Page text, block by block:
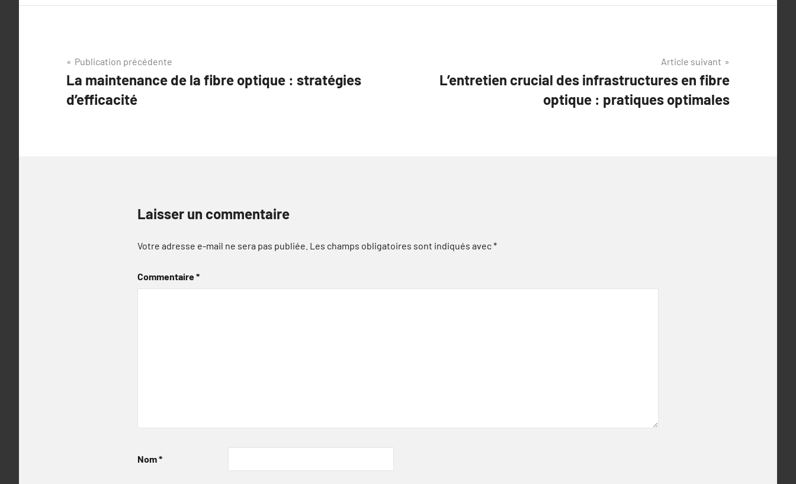
Navigation
de
l’article
Publication précédente
La maintenance de la fibre optique : stratégies
d’efficacité
Article suivant
L’entretien crucial des infrastructures en fibre
optique : pratiques optimales
Laisser un commentaire
Votre adresse e-mail ne sera pas publiée. Les champs obligatoires sont indiqués avec*
Commentaire*
Nom*